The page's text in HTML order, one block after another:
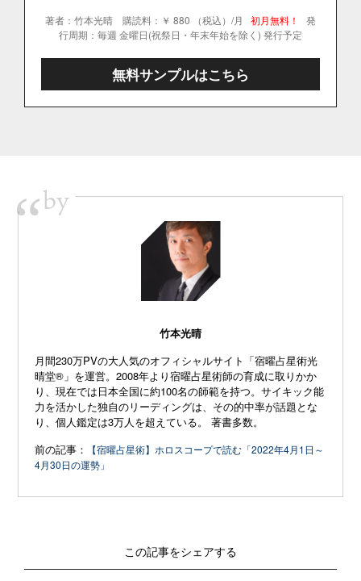
著者：竹本光晴 購読料：￥ 880 （税込）/月 初月無料！
発
行周期：毎週 金曜日(祝祭日・年末年始を除く) 発行予定
無料サンプルはこちら
“by
竹本光晴
月間230万PVの大人気のオフィシャルサイト「宿曜占星術光
晴堂®」を運営。2008年より宿曜占星術師の育成に取りかか
り、現在では日本全国に約100名の師範を持つ。サイキック能
力を活かした独自のリーディングは、その的中率が話題とな
り、個人鑑定は3万人を超えている。 著書多数。
前の記事：
【宿曜占星術】ホロスコープで読む「2022年4月1日～
4月30日の運勢」
この記事をシェアする